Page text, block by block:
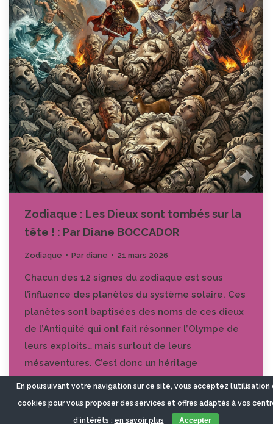
Zodiaque : Les Dieux sont tombés sur la
tête ! : Par Diane BOCCADOR
Zodiaque Par diane 21 mars 2026
Chacun des 12 signes du zodiaque est sous
l’influence des planètes du système solaire. Ces
planètes sont baptisées des noms de ces dieux
de l’Antiquité qui ont fait résonner l’Olympe de
leurs exploits… mais surtout de leurs
mésaventures. C’est donc un héritage
d’excentricités parfois bien lourd à gérer qui
oriente les caractéristiques de chaque signe.…
En poursuivant votre navigation sur ce site, vous acceptez l’utilisation
cookies pour vous proposer des services et offres adaptés à vos
d’intérêts : en savoir plus Accepter